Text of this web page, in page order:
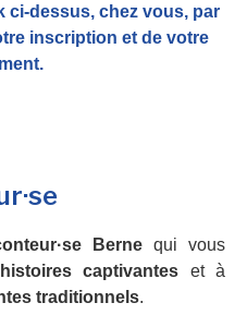
ci-dessus, chez vous, par
inscription et de votre
Bernequi vous
captivantes et à
traditionnels.